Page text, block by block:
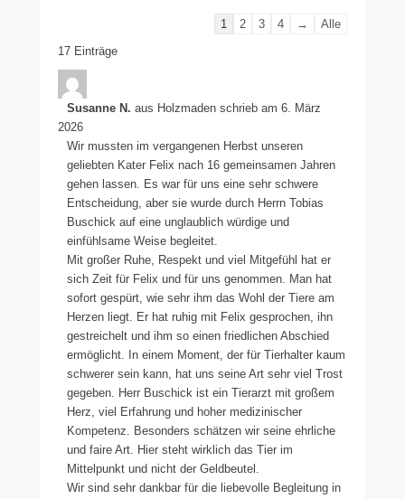
Navigation
1 2 3 4 →
Alle
17 Einträge
Susanne N. aus Holzmaden schrieb am 6. März
2026
Wir mussten im vergangenen Herbst unseren
geliebten Kater Felix nach 16 gemeinsamen Jahren
gehen lassen. Es war für uns eine sehr schwere
Entscheidung, aber sie wurde durch Herrn Tobias
Buschick auf eine unglaublich würdige und
einfühlsame Weise begleitet.
Mit großer Ruhe, Respekt und viel Mitgefühl hat er
sich Zeit für Felix und für uns genommen. Man hat
sofort gespürt, wie sehr ihm das Wohl der Tiere am
Herzen liegt. Er hat ruhig mit Felix gesprochen, ihn
gestreichelt und ihm so einen friedlichen Abschied
ermöglicht. In einem Moment, der für Tierhalter kaum
schwerer sein kann, hat uns seine Art sehr viel Trost
gegeben. Herr Buschick ist ein Tierarzt mit großem
Herz, viel Erfahrung und hoher medizinischer
Kompetenz. Besonders schätzen wir seine ehrliche
und faire Art. Hier steht wirklich das Tier im
Mittelpunkt und nicht der Geldbeutel.
Wir sind sehr dankbar für die liebevolle Begleitung in